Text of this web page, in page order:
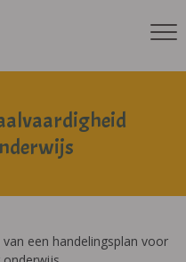
een handelingsplan voor